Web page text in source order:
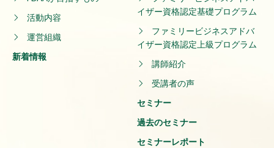
活動内容
運営組織
新着情報
イザー資格認定基礎プログラム
ファミリービジネスアドバ
イザー資格認定上級プログラム
講師紹介
受講者の声
セミナー
過去のセミナー
セミナーレポート